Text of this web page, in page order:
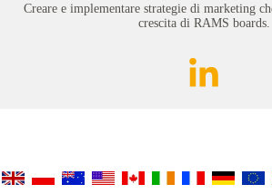
Creare e implementare strategie di marketing
crescita di RAMS boards.